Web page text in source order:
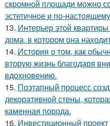
скромной площади можно
эстетичное и по-
13. Интерьер этой
дома, в котором она
14. История о том, как
вторую жизнь благодаря
вдохновению.
15. Поэтапный процесс
декоративной стены,
каменная порода.
16. Инвестиционный